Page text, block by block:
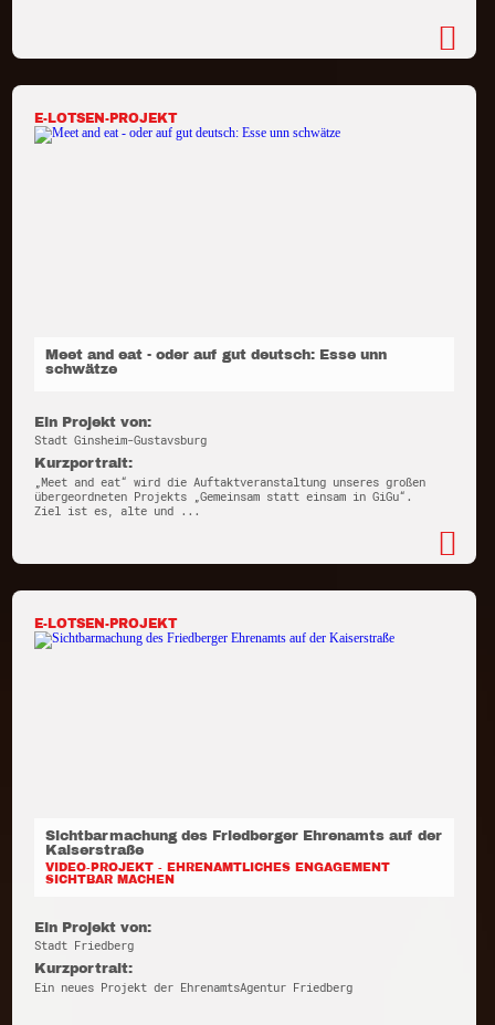
E-LOTSEN-PROJEKT
Meet and eat - oder auf gut deutsch: Esse unn
schwätze
Ein Projekt von:
Stadt Ginsheim-Gustavsburg
Kurzportrait:
„Meet and eat“ wird die Auftaktveranstaltung unseres großen
übergeordneten Projekts „Gemeinsam statt einsam in GiGu“.
Ziel ist es, alte und ...
E-LOTSEN-PROJEKT
Sichtbarmachung des Friedberger Ehrenamts auf der
Kaiserstraße
VIDEO-PROJEKT - EHRENAMTLICHES ENGAGEMENT
SICHTBAR MACHEN
Ein Projekt von:
Stadt Friedberg
Kurzportrait:
Ein neues Projekt der EhrenamtsAgentur Friedberg